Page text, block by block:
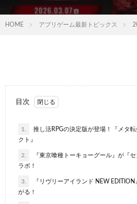
HOME アプリゲーム最新トピックス
目次
1.
推し活RPGの決定版が登場！『メタ
クト』
2.
『東京喰種トーキョーグール』が『
ラボ！
3.
『リヴリーアイランド NEW
がる！